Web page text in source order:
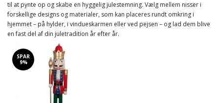
til at pynte op og skabe en hyggelig julestemning. Vælg mellem nisser i
forskellige designs og materialer, som kan placeres rundt omkring i
hjemmet – på hylder, i vindueskarmen eller ved pejsen – og lad dem blive
en fast del af din juletradition år efter år.
SPAR
9%